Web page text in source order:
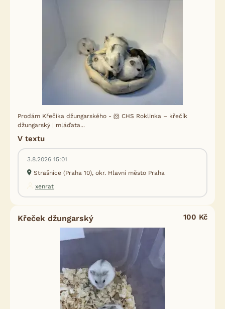
Prodám Křečíka džungarského - 🐹 CHS Roklinka – křečík
džungarský | mláďata...
V textu
3.8.2026 15:01
Strašnice (Praha 10), okr. Hlavní město Praha
xenrat
Křeček džungarský 100 Kč